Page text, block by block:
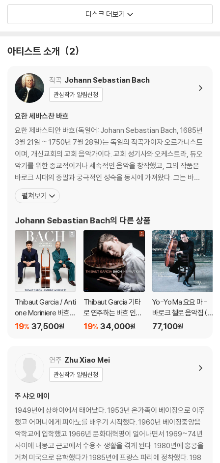
디스크 더보기
아티스트 소개 2
작곡 Johann Sebastian Bach
관심작가 알림신청
요한 세바스찬 바흐
요한 제바스티안 바흐(독일어: Johann Sebastian Bach, 1685년
3월 21일 ~ 1750년 7월 28일)는 독일의 작곡가이자 오르가니스트
이며, 개신교회의 교회 음악가이다. 교회 성기사와 오케스트라, 듀오
악기를 위한 종교적이거나 세속적인 음악을 창작했고, 그의 작품은
바로크 시대의 종말과 궁극적인 성숙을 동시에 가져왔다. 그는 바로
크 시대의 최후에 위치하는 대가로서, 일반적인 작품은 독일음악의
전통에 깊이 뿌리박고 있을 뿐 아니라, 그 위에 이탈리아나 프랑스의
였다. 종교적 작품은 기존 구교 음
펼쳐보기
Johann Sebastian Bach의 다른 상품
Thibaut Garcia / Anti
one Moriniere 바흐:
골드베르크 변주곡 (B
37,500원
19%
Thibaut Garcia 기타
로 연주하는 바흐 인스
퍼레이션 (Bach Inspir
34,000원
19%
Yo-Yo Ma 요요 마 -
바로크 첼로 음악집 (Si
mply Baroque) [청록
77,100원
연주 Zhu Xiao Mei
관심작가 알림신청
주 샤오 메이
1949년에 상하이에서 태어났다. 1953년 온가족이 베이징으로 이주
했고 어머니에게 피아노를 배우기 시작했다. 1960년 베이징중앙음
악학교에 입학했고 1966년 문화대혁명이 일어나면서 1969~74년
사이에 내몽고 근교에서 수용소 생활을 겪게 된다. 1980년에 홍콩을
거쳐 미국으로 유학했다가 1985년에 프랑스 파리에 정착했다. 198